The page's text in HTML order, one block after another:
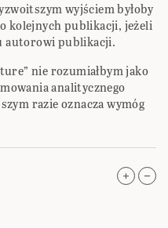
wyjściem byłoby
kolejnych publikacji, jeżeli
autorowi publikacji.
nie rozumiałbym jako
analitycznego
razie oznacza wymóg